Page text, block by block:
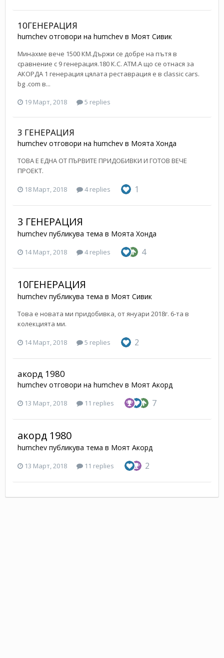
10ГЕНЕРАЦИЯ
humchev отговори на humchev в Моят Сивик
Минахме вече 1500 КМ.Държи се добре на пътя в
сравнение с 9 генерация.180 К.С. АТМ.А що се отнася за
АКОРДА 1 генерация цялата реставрация е в classic cars.
bg .com в...
19 Март, 2018
5 replies
3 ГЕНЕРАЦИЯ
humchev отговори на humchev в Моята Хонда
ТОВА Е ЕДНА ОТ ПЪРВИТЕ ПРИДОБИВКИ И ГОТОВ ВЕЧЕ
ПРОЕКТ.
18 Март, 2018 4 replies 1
3 ГЕНЕРАЦИЯ
humchev публикува тема в Моята Хонда
14 Март, 2018 4 replies 4
10ГЕНЕРАЦИЯ
humchev публикува тема в Моят Сивик
Това е новата ми придобивка, от януари 2018г. 6-та в
колекцията ми.
14 Март, 2018 5 replies 2
акорд 1980
humchev отговори на humchev в Моят Акорд
13 Март, 2018 11 replies 7
акорд 1980
humchev публикува тема в Моят Акорд
13 Март, 2018 11 replies 2